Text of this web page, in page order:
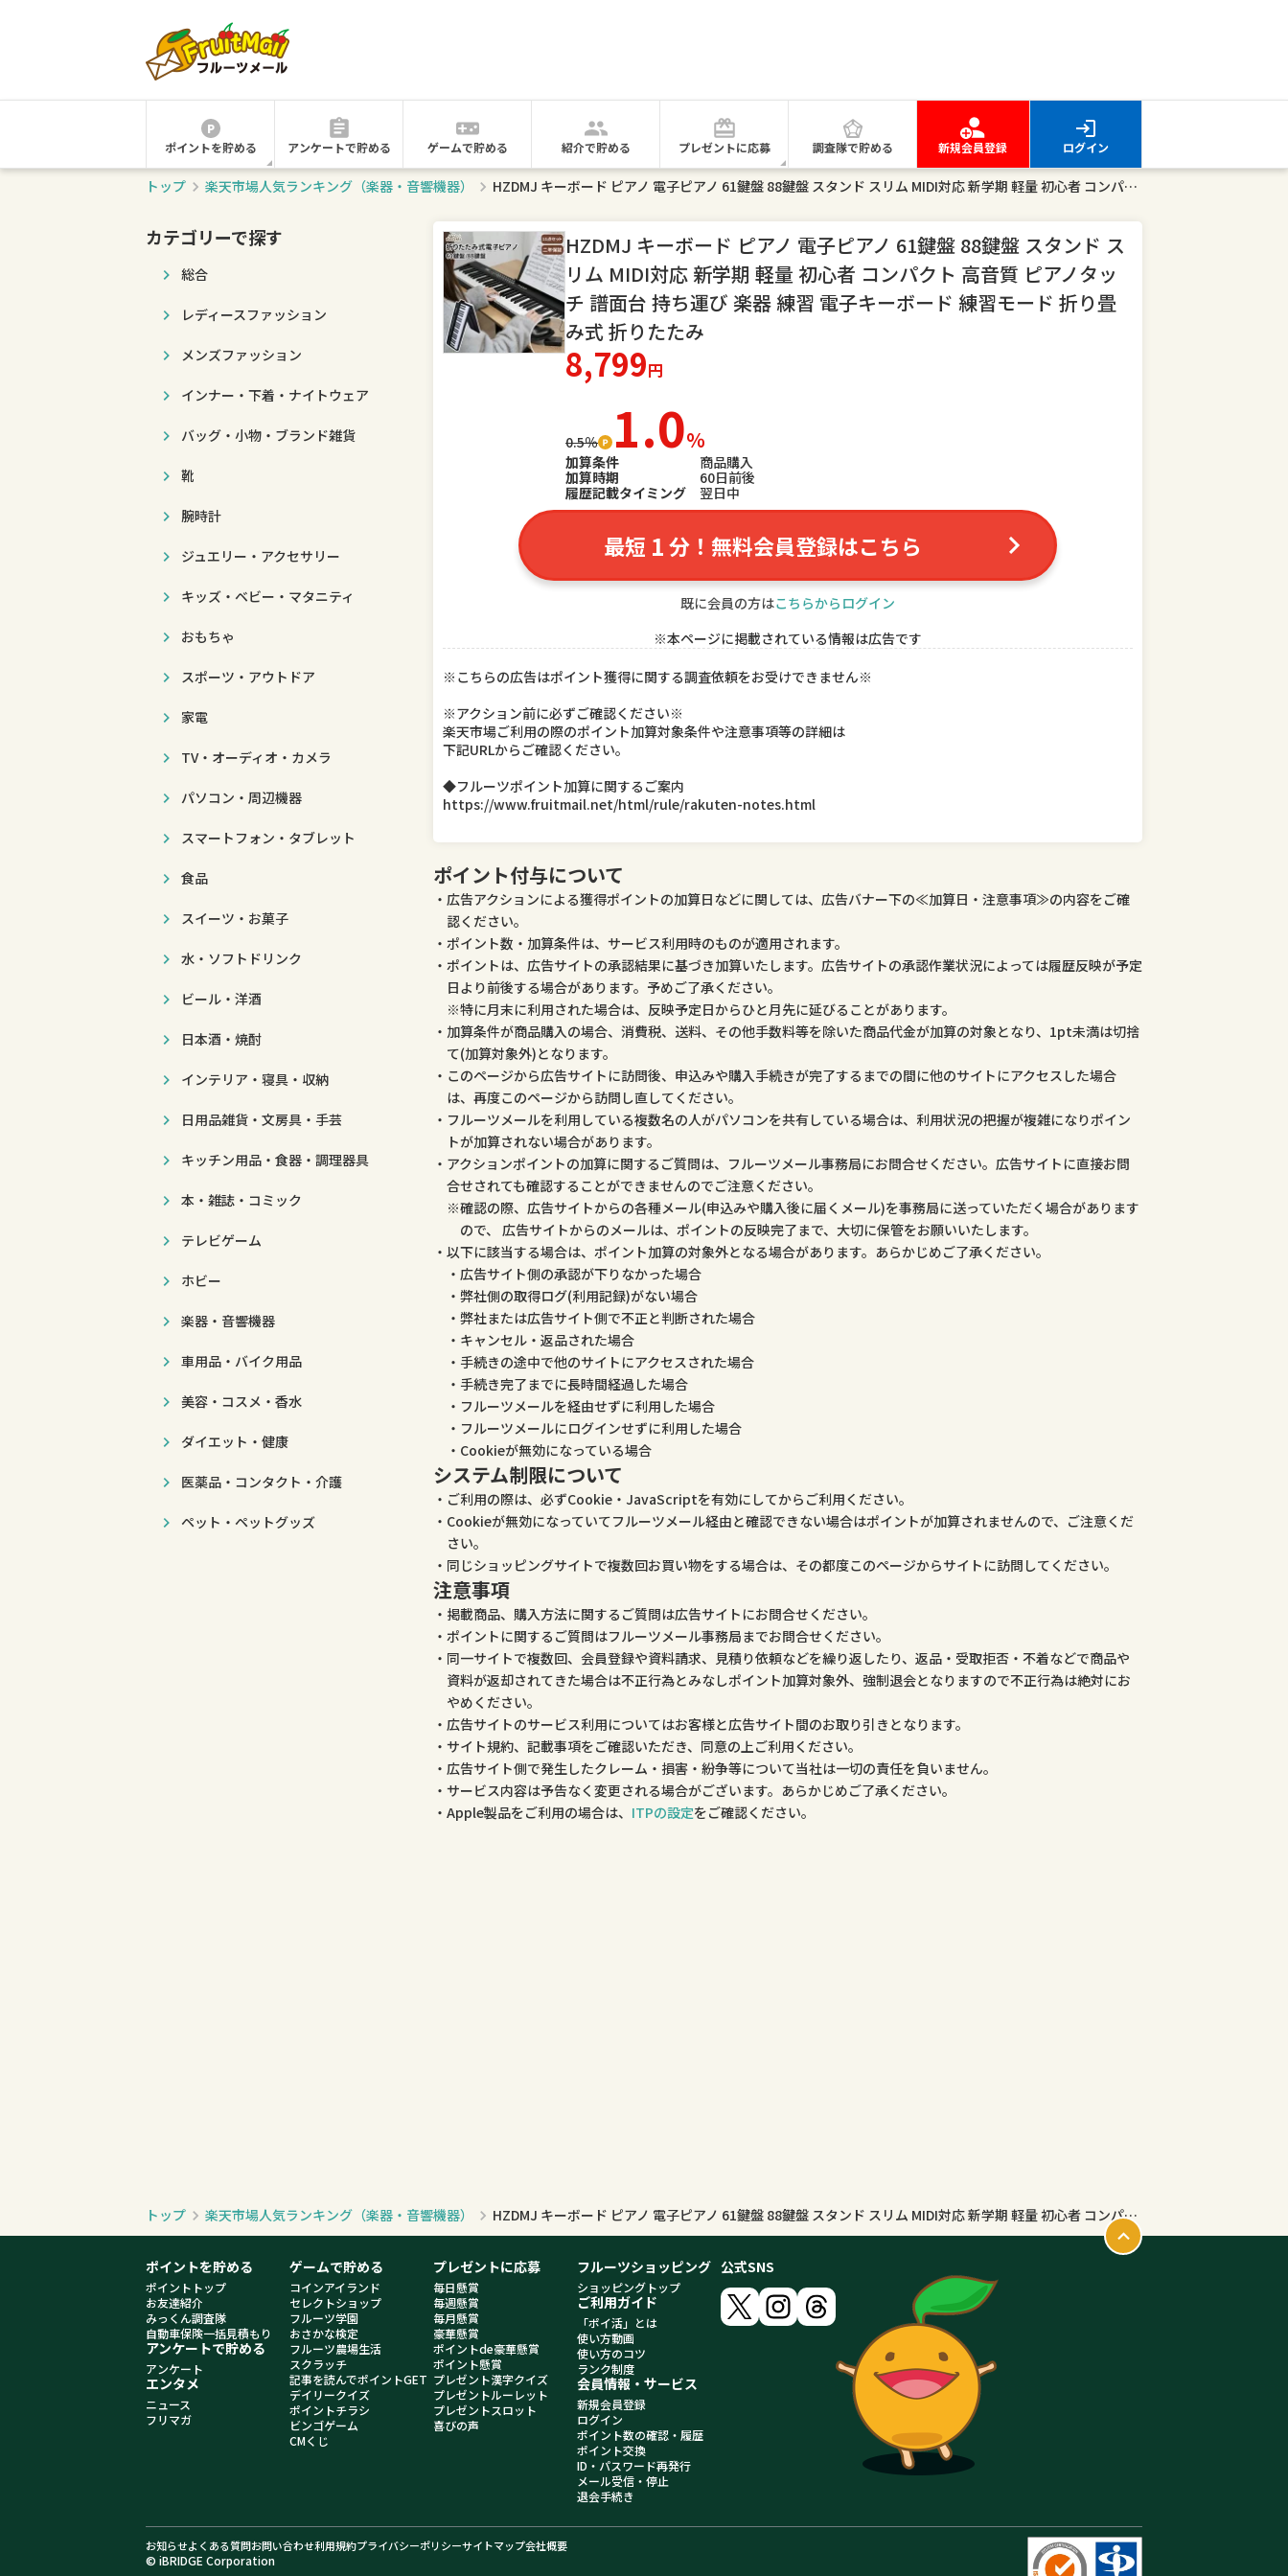
ポイントを貯める アンケートで貯める ゲームで貯める 紹介で貯める プレゼントに応募 調査隊で貯める 新規会員登録 ログイン
トップ 楽天市場人気ランキング（楽器・音響機器） HZDMJ キーボード ピアノ 電子ピアノ 61鍵盤 88鍵盤 スタンド スリム MIDI対応 新学期 軽量 初心者 コンパクト 高音質 ピアノタッチ 譜面台 持ち運び 楽器 練習 電子キーボード 練習モード 折り畳み式 折りたたみ
カテゴリーで探す
総合
レディースファッション
メンズファッション
インナー・下着・ナイトウェア
バッグ・小物・ブランド雑貨
靴
腕時計
ジュエリー・アクセサリー
キッズ・ベビー・マタニティ
おもちゃ
スポーツ・アウトドア
家電
TV・オーディオ・カメラ
パソコン・周辺機器
スマートフォン・タブレット
食品
スイーツ・お菓子
水・ソフトドリンク
ビール・洋酒
日本酒・焼酎
インテリア・寝具・収納
日用品雑貨・文房具・手芸
キッチン用品・食器・調理器具
本・雑誌・コミック
テレビゲーム
ホビー
楽器・音響機器
車用品・バイク用品
美容・コスメ・香水
ダイエット・健康
医薬品・コンタクト・介護
ペット・ペットグッズ
HZDMJ キーボード ピアノ 電子ピアノ 61鍵盤 88鍵盤 スタンド ス
リム MIDI対応 新学期 軽量 初心者 コンパクト 高音質 ピアノタッ
チ 譜面台 持ち運び 楽器 練習 電子キーボード 練習モード 折り畳
み式 折りたたみ
8,799円
0.5％ 1.0％
加算条件
商品購入
加算時期
60日前後
履歴記載タイミング
翌日中
最短 1分！無料会員登録はこちら
既に会員の方はこちらからログイン
※本ページに掲載されている情報は広告です
※こちらの広告はポイント獲得に関する調査依頼をお受けできません※
※アクション前に必ずご確認ください※
楽天市場ご利用の際のポイント加算対象条件や注意事項等の詳細は
下記URLからご確認ください。
◆フルーツポイント加算に関するご案内
https://www.fruitmail.net/html/rule/rakuten-notes.html
ポイント付与について
広告アクションによる獲得ポイントの加算日などに関しては、広告バナー下の≪加算日・注意事項≫の内容をご確
認ください。
ポイント数・加算条件は、サービス利用時のものが適用されます。
ポイントは、広告サイトの承認結果に基づき加算いたします。広告サイトの承認作業状況によっては履歴反映が予定
日より前後する場合があります。予めご了承ください。
特に月末に利用された場合は、反映予定日からひと月先に延びることがあります。
加算条件が商品購入の場合、消費税、送料、その他手数料等を除いた商品代金が加算の対象となり、1pt未満は切捨
て(加算対象外)となります。
このページから広告サイトに訪問後、申込みや購入手続きが完了するまでの間に他のサイトにアクセスした場合
は、再度このページから訪問し直してください。
フルーツメールを利用している複数名の人がパソコンを共有している場合は、利用状況の把握が複雑になりポイン
トが加算されない場合があります。
アクションポイントの加算に関するご質問は、フルーツメール事務局にお問合せください。広告サイトに直接お問
合せされても確認することができませんのでご注意ください。
確認の際、広告サイトからの各種メール(申込みや購入後に届くメール)を事務局に送っていただく場合があります
ので、 広告サイトからのメールは、ポイントの反映完了まで、大切に保管をお願いいたします。
以下に該当する場合は、ポイント加算の対象外となる場合があります。あらかじめご了承ください。
広告サイト側の承認が下りなかった場合
弊社側の取得ログ(利用記録)がない場合
弊社または広告サイト側で不正と判断された場合
キャンセル・返品された場合
手続きの途中で他のサイトにアクセスされた場合
手続き完了までに長時間経過した場合
フルーツメールを経由せずに利用した場合
フルーツメールにログインせずに利用した場合
Cookieが無効になっている場合
システム制限について
ご利用の際は、必ずCookie・JavaScriptを有効にしてからご利用ください。
Cookieが無効になっていてフルーツメール経由と確認できない場合はポイントが加算されませんので、ご注意くだ
さい。
同じショッピングサイトで複数回お買い物をする場合は、その都度このページからサイトに訪問してください。
注意事項
掲載商品、購入方法に関するご質問は広告サイトにお問合せください。
ポイントに関するご質問はフルーツメール事務局までお問合せください。
同一サイトで複数回、会員登録や資料請求、見積り依頼などを繰り返したり、返品・受取拒否・不着などで商品や
資料が返却されてきた場合は不正行為とみなしポイント加算対象外、強制退会となりますので不正行為は絶対にお
やめください。
広告サイトのサービス利用についてはお客様と広告サイト間のお取り引きとなります。
サイト規約、記載事項をご確認いただき、同意の上ご利用ください。
広告サイト側で発生したクレーム・損害・紛争等について当社は一切の責任を負いません。
サービス内容は予告なく変更される場合がございます。あらかじめご了承ください。
Apple製品をご利用の場合は、 ITPの設定をご確認ください。
トップ 楽天市場人気ランキング（楽器・音響機器） HZDMJ キーボード ピアノ 電子ピアノ 61鍵盤 88鍵盤 スタンド スリム MIDI対応 新学期 軽量 初心者 コンパクト 高音質 ピアノタッチ 譜面台 持ち運び 楽器 練習 電子キーボード 練習モード 折り畳み式 折りたたみ
ポイントを貯める
ポイントトップ
お友達紹介
みっくん調査隊
自動車保険一括見積もり
アンケートで貯める
アンケート
エンタメ
ニュース
フリマガ
ゲームで貯める
コインアイランド
セレクトショップ
フルーツ学園
おさかな検定
フルーツ農場生活
スクラッチ
記事を読んでポイントGET
デイリークイズ
ポイントチラシ
ビンゴゲーム
CMくじ
プレゼントに応募
毎日懸賞
毎週懸賞
毎月懸賞
豪華懸賞
ポイントde豪華懸賞
ポイント懸賞
プレゼント漢字クイズ
プレゼントルーレット
プレゼントスロット
喜びの声
フルーツショッピング
ショッピングトップ
ご利用ガイド
「ポイ活」とは
使い方動画
使い方のコツ
ランク制度
会員情報・サービス
新規会員登録
ログイン
ポイント数の確認・履歴
ポイント交換
ID・パスワード再発行
メール受信・停止
退会手続き
公式SNS
お知らせよくある質問お問い合わせ利用規約プライバシーポリシーサイトマップ会社概要
© iBRIDGE Corporation